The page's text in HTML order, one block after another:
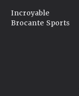
Incroyable
Brocante Sports